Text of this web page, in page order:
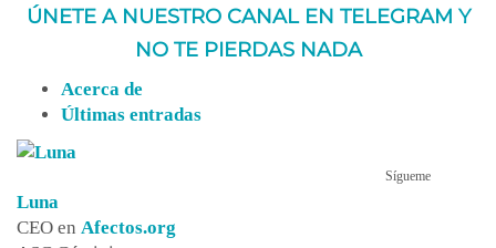
ÚNETE A NUESTRO CANAL EN TELEGRAM Y
NO TE PIERDAS NADA
Acerca de
Últimas entradas
Sígueme
Luna
CEO en Afectos.org